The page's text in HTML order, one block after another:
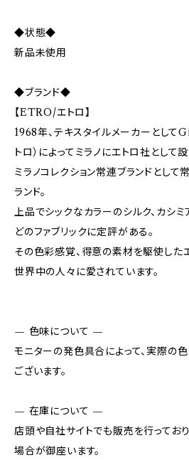
◆状態◆
新品未使用
◆ブランド◆
【ETRO/エトロ】
1968年、テキスタイルメーカーとして
トロ）によってミラノにエトロ社として
ミラノコレクション常連ブランドとし
ランド。
上品でシックなカラーのシルク、カシミ
どのファブリックに定評がある。
その色彩感覚、得意の素材を駆使した
世界中の人々に愛されています。
— 色味について —
モニターの発色具合によって、実際の
ございます。
— 在庫について —
店頭や自社サイトでも販売を行ってお
場合が御座います。